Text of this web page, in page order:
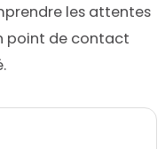
les attentes
point de contact